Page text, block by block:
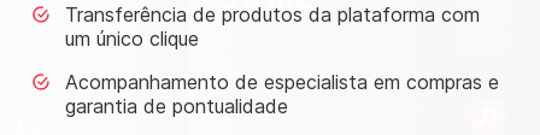
Transferência de produtos da plataforma com
um único clique
Acompanhamento de especialista em compras e
garantia de pontualidade